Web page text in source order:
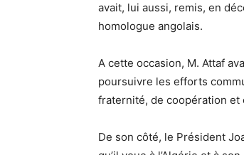
avait, lui aussi, remis, en
homologue angolais.
A cette occasion, M. Attaf
poursuivre les efforts
fraternité, de coopération et
De son côté, le Président